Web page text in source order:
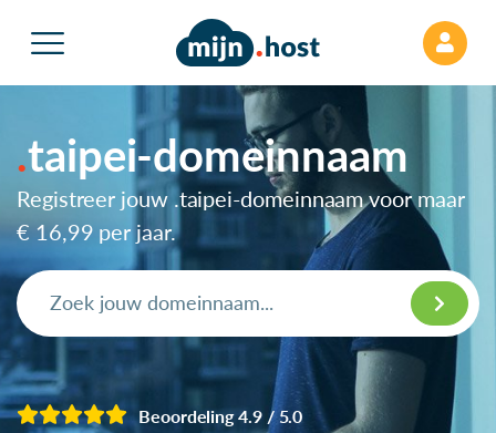
taipei-domeinnaam
Registreer jouw .taipei-domeinnaam voor maar
€ 16,99 per jaar.
Beoordeling 4.9 / 5.0